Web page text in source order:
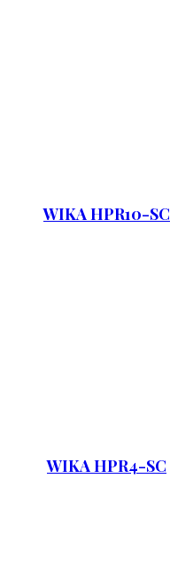
WIKA HPR10-SC
WIKA HPR4-SC